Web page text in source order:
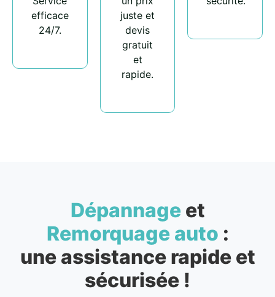
efficace
24/7.
juste et
devis
gratuit
et
rapide.
Dépannageet
Remorquage auto :
une assistance rapide et
sécurisée !